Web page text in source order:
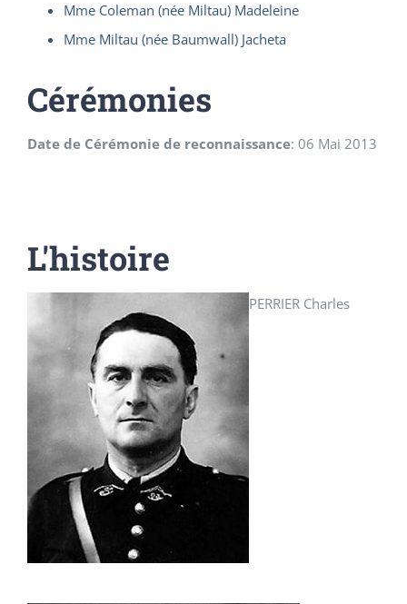
Mme Coleman (née Miltau) Madeleine
Mme Miltau (née Baumwall) Jacheta
Cérémonies
Date de Cérémonie de reconnaissance: 06 Mai 2013
L'histoire
PERRIER Charles